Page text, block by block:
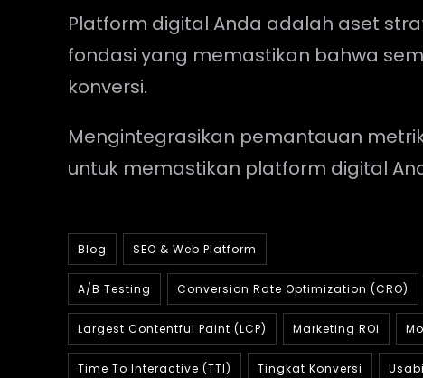
Platform digital Anda adalah aset
fondasi yang memastikan bahwa
konversi.
Mengintegrasikan pemantauan
untuk memastikan platform digital
Blog SEO & Web Platform
A/B Testing Conversion Rate Optimization (CRO)
Largest Contentful Paint (LCP) Marketing ROI
Time To Interactive (TTI) Tingkat Konversi